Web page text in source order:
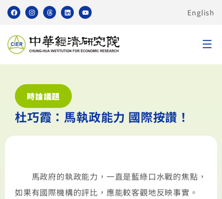
English
時論議題
杜巧霞：馬執政能力 國際按讚！
馬政府的執政能力，一直是藍綠口水戰的焦點，
如果有國際機構的評比，應能較客觀地反映事實。